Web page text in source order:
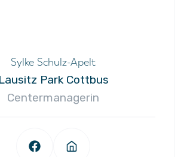
Sylke Schulz-Apelt
Lausitz Park Cottbus
Centermanagerin